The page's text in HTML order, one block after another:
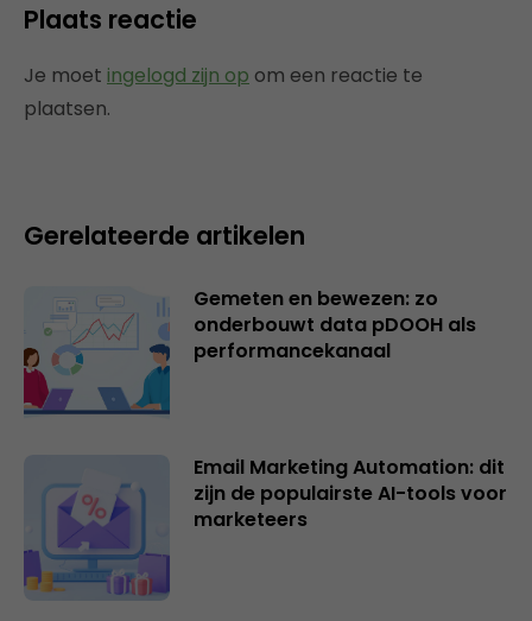
Plaats reactie
Je moet ingelogd zijn op om een reactie te
plaatsen.
Gerelateerde artikelen
Gemeten en bewezen: zo
onderbouwt data pDOOH als
performancekanaal
Email Marketing Automation: dit
zijn de populairste AI-tools voor
marketeers